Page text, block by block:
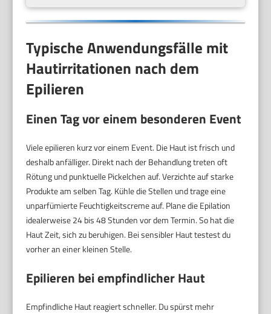
Typische Anwendungsfälle mit
Hautirritationen nach dem
Epilieren
Einen Tag vor einem besonderen Event
Viele epilieren kurz vor einem Event. Die Haut ist frisch und
deshalb anfälliger. Direkt nach der Behandlung treten oft
Rötung und punktuelle Pickelchen auf. Verzichte auf starke
Produkte am selben Tag. Kühle die Stellen und trage eine
unparfümierte Feuchtigkeitscreme auf. Plane die Epilation
idealerweise 24 bis 48 Stunden vor dem Termin. So hat die
Haut Zeit, sich zu beruhigen. Bei sensibler Haut testest du
vorher an einer kleinen Stelle.
Epilieren bei empfindlicher Haut
Empfindliche Haut reagiert schneller. Du spürst mehr